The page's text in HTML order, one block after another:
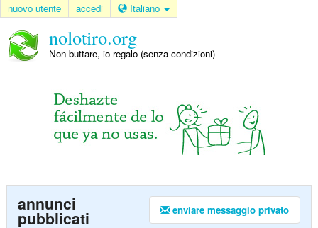
nuovo utente accedi Italiano
nolotiro.org
Non buttare, io regalo (senza condizioni)
enviare messaggio privato
annunci
pubblicati